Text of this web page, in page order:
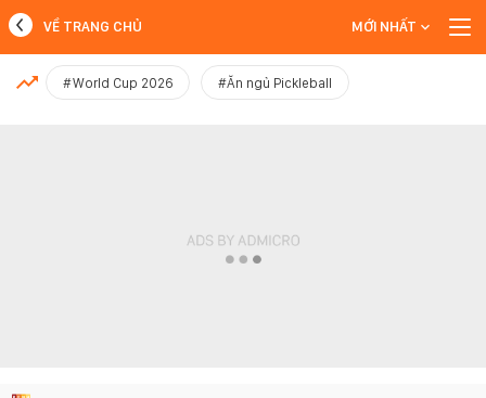
MỚI NHẤT
VỀ TRANG CHỦ MỚI NHẤT
#World Cup 2026 #Ăn ngủ Pickleball